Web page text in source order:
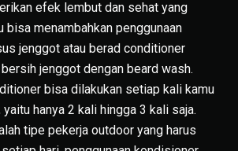
efek lembut dan sehat yang
bisa menambahkan penggunaan
jenggot atau berad conditioner
jenggot dengan beard wash.
bisa dilakukan setiap kali kamu
hanya 2 kali hingga 3 kali saja.
tipe pekerja outdoor yang harus